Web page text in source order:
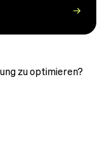
zu optimieren?